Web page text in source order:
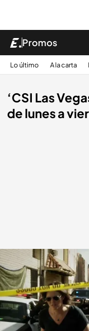
Promos
Lo último A la carta
‘CSI Las
de lunes a
energy.es
10 OCT 2016 - 18:06h.
Compartir